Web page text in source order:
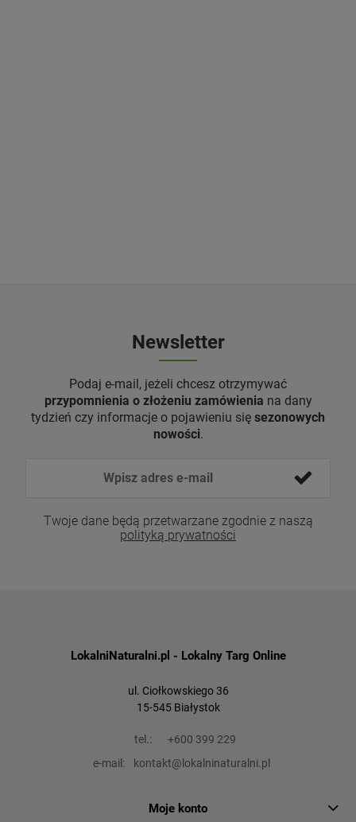
Newsletter
Podaj e-mail, jeżeli chcesz otrzymywać
przypomnienia o złożeniu zamówienia na dany
tydzień czy informacje o pojawieniu się sezonowych
nowości.
Twoje dane będą przetwarzane zgodnie z naszą
polityką prywatności
LokalniNaturalni.pl - Lokalny Targ Online
ul. Ciołkowskiego 36
15-545 Białystok
tel.:
+600 399 229
e-mail:
kontakt@lokalninaturalni.pl
Moje konto